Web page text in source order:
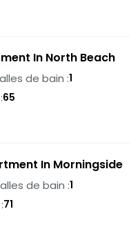
In North Beach
de bain :1
65
In Morningside
de bain :1
71